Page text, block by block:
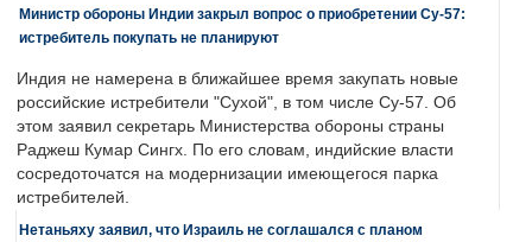
Министр обороны Индии закрыл вопрос о приобретении Су-57:
истребитель покупать не планируют
Индия не намерена в ближайшее время закупать новые
российские истребители "Сухой", в том числе Су-57. Об
этом заявил секретарь Министерства обороны страны
Раджеш Кумар Сингх. По его словам, индийские власти
сосредоточатся на модернизации имеющегося парка
истребителей.
Нетаньяху заявил, что Израиль не соглашался с планом